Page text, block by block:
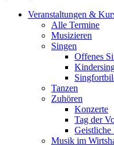
Veranstaltungen &
Alle Termine
Musizieren
Singen
Offenes
Tanzen
Zuhören
Konzerte
Tag der
Geistliche
Musik im